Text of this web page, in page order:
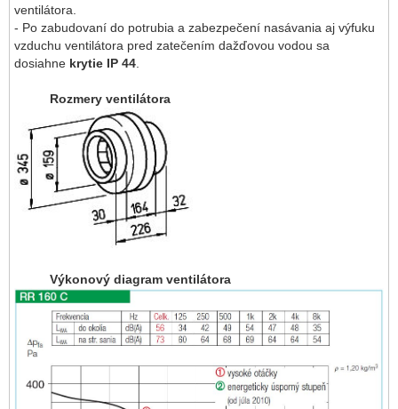
ventilátora.
- Po zabudovaní do potrubia a zabezpečení nasávania aj výfuku
vzduchu ventilátora pred zatečením dažďovou vodou sa
dosiahne krytie IP 44
Rozmery ventilátora
Výkonový diagram ventilátora